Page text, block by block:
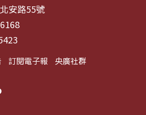
安路55號
訂閱電子報 央廣社群